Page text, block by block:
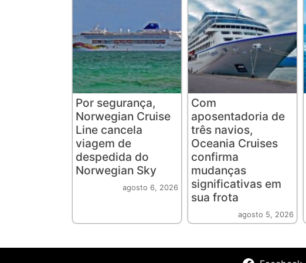
Por segurança,
Norwegian Cruise
Line cancela
viagem de
despedida do
Norwegian Sky
agosto 6, 2026
Com
aposentadoria de
três navios,
Oceania Cruises
confirma
mudanças
significativas em
sua frota
agosto 5, 2026